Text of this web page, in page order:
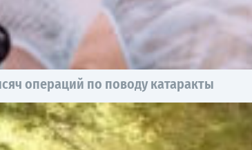
операций по поводу катаракты